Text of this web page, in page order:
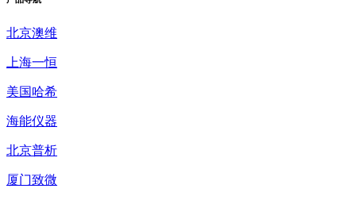
北京澳维
上海一恒
美国哈希
海能仪器
北京普析
厦门致微